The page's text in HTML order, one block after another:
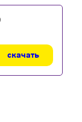
скачать